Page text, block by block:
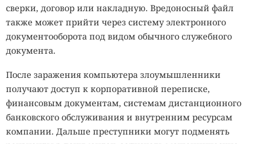
сверки, договор или накладную. Вредоносный файл
также может прийти через систему электронного
документооборота под видом обычного служебного
документа.
После заражения компьютера злоумышленники
получают доступ к корпоративной переписке,
финансовым документам, системам дистанционного
банковского обслуживания и внутренним ресурсам
компании. Дальше преступники могут подменять